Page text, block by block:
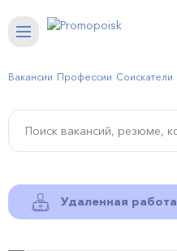
Вакансии Профессии Соискатели
Удаленная работа